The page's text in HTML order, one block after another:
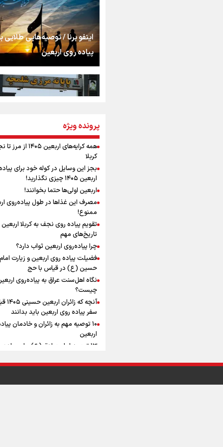
اشک
جمله‌ای که بغض
را شکست؛ «آهای مردم،
تهران رفتند»
سه حسرتی که به
نگاه تمدنی رهبر
فضای مجازی
رابطه کارگر و کارفرما
به زوجیت
اینفو برنا / توصیه‌هایی طلایی
پیاده روی اربعین
اینفو برنا / جدول کامل فاصله
شلمچه تا شهرهای زیارتی عراق
اینفو برنا/ میزان مالیات بر ارزش
افزوده چقدر است؟
اینفوبرنا/ سقف معافیت مالیاتی
حقوق کارکنان دولت و
در بودجه ۱۴۰۵ چقدر است؟
پرونده ویژه
همه کرایه‌های اربعین ۱۴۰۵
کربلا
بجز این وسایل در کوله خود برای
اربعین ۱۴۰۵ چیزی نگذارید!
اربعین اولی‌ها حتما بخوانند!
مصرف این غذاها در طول پیاده‌روی
ممنوع!
تاریخ‌های مهم
چرا پیاده‌روی اربعین ثواب دارد؟
فضیلت پیاده روی اربعین و زیارت امام
حسین (ع) در قیاس با حج
نگاه اهل‌سنت عراق به پیاده‌روی
چیست؟
آنچه که
سفر پیاده روی اربعین باید بدانند
۱۰ توصیه مهم به زائران و خادمان
اربعین
۱۳ توصیه امام صادق (ع) برای
۲۰ توصیه کاربردی برای شرکت در